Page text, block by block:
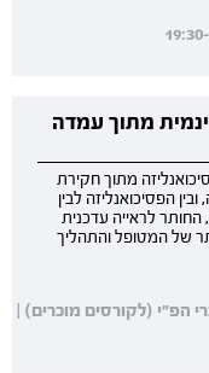
מתוך עמדה
מתוך חקירת
הפסיכואנליזה לבין
החותר לראייה עדכנית
של המטופל והתהליך
08 | 20% הנחה לחברי הפ"י (לקורסים מוכרים) |